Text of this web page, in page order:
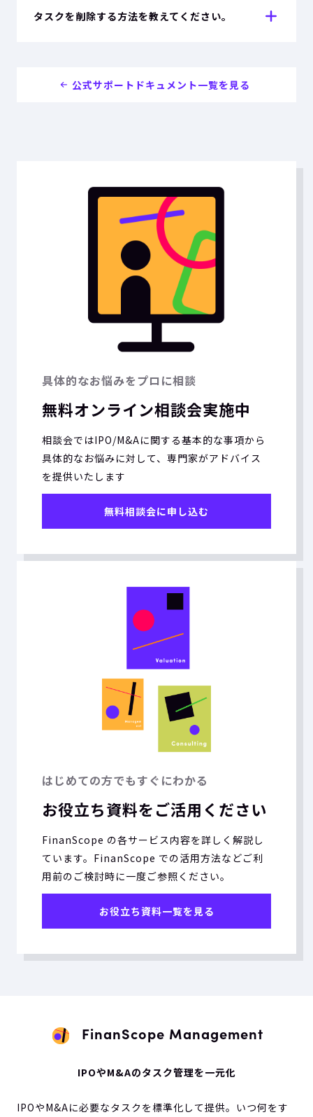
タスクを削除する方法を教えてください。
公式サポートドキュメント一覧を見る
具体的なお悩みをプロに相談
無料オンライン相談会実施中
相談会ではIPO/M&Aに関する基本的な事項から
具体的なお悩みに対して、専門家がアドバイス
を提供いたします
無料相談会に申し込む
はじめての方でもすぐにわかる
お役立ち資料をご活用ください
FinanScope の各サービス内容を詳しく解説し
ています。FinanScope での活用方法などご利
用前のご検討時に一度ご参照ください。
お役立ち資料一覧を見る
FinanScope Management
IPOやM&Aのタスク管理を一元化
IPOやM&Aに必要なタスクを標準化して提供。いつ何をす